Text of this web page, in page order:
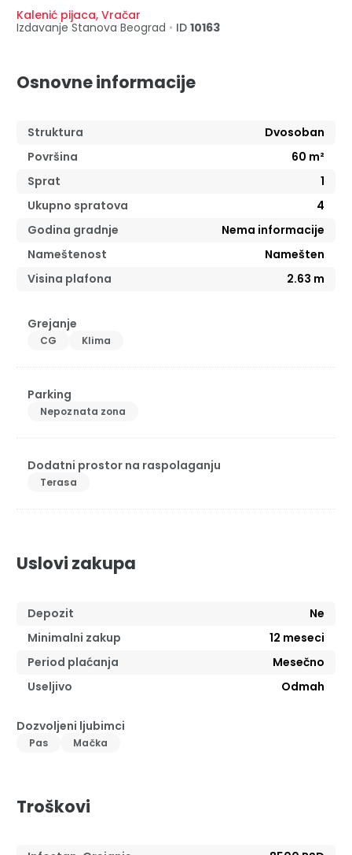
Kalenić pijaca, Vračar
Izdavanje Stanova Beograd • ID 10163
Osnovne informacije
Struktura
Dvosoban
Površina
60 m²
Sprat
1
Ukupno spratova
4
Godina gradnje
Nema informacije
Nameštenost
Namešten
Visina plafona
2.63 m
Grejanje
CG Klima
Parking
Nepoznata zona
Dodatni prostor na raspolaganju
Terasa
Uslovi zakupa
Depozit
Ne
Minimalni zakup
12 meseci
Period plaćanja
Mesečno
Useljivo
Odmah
Dozvoljeni ljubimci
Pas Mačka
Troškovi